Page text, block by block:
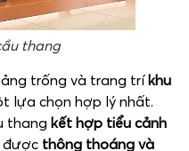
thang
trống và trang tríkhu
lựa chọn hợp lý nhất.
thang kết hợp tiểu cảnh
được thông thoáng và